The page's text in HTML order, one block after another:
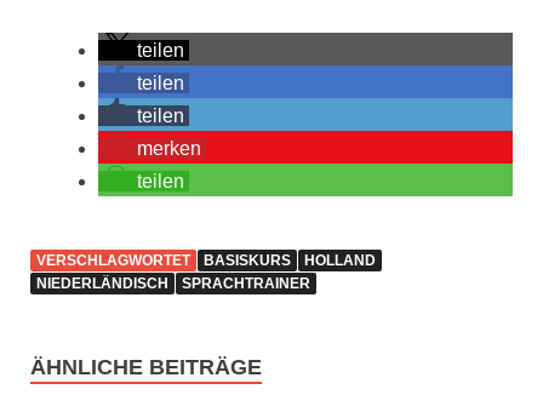
teilen
teilen
teilen
merken
teilen
VERSCHLAGWORTET BASISKURS
HOLLAND
NIEDERLÄNDISCH
SPRACHTRAINER
ÄHNLICHE BEITRÄGE